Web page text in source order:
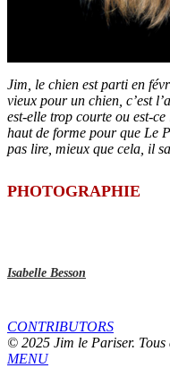
Jim, le chien est parti en
vieux pour un chien, c’est
est-elle trop courte ou est-
haut de forme pour que Le
pas lire, mieux que cela, il
PHOTOGRAPHIE
Isabelle Besson
CONTRIBUTORS
© 2025 Jim le Pariser. Tous
MENU